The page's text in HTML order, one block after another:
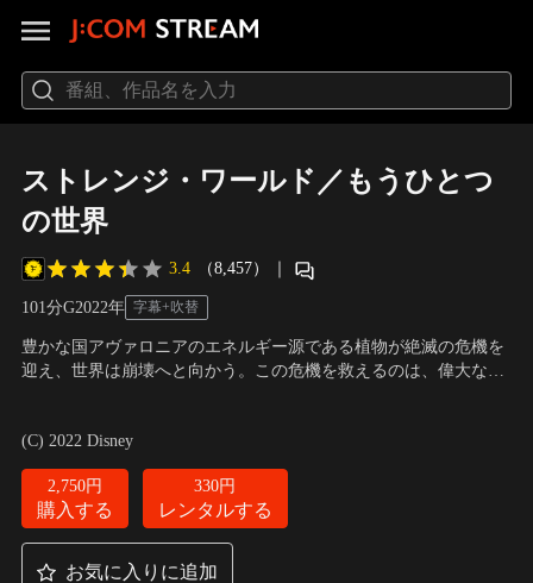
ストレンジ・ワールド／もうひとつ
の世界
3.4 （8,457） ｜
101分G2022年 字幕+吹替
豊かな国アヴァロニアのエネルギー源である植物が絶滅の危機を
迎え、世界は崩壊へと向かう。この危機を救えるのは、偉大な冒
うひとつの世界”へ足を踏み入れる。謎に満ちた冒険の先で、サー
チャーたちを待ち受けていた世界を揺るがす…。
(C) 2022 Disney
2,750円
購入する
330円
レンタルする
お気に入りに追加